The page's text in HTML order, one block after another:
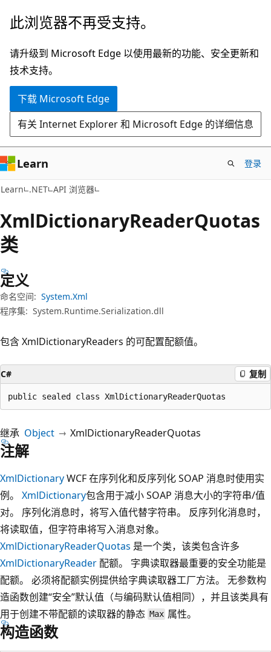
跳
主
要
内
跳
页
内
导
此浏览器不再受支持。
请升级到 Microsoft Edge 以使用最新的功能、安全更新和
技术支持。
下载 Microsoft Edge
有关 Internet Explorer 和 Microsoft Edge 的详细信息
Learn 登录
Learn .NET API 浏览器
XmlDictionaryReaderQuotas
类
定义
命名空间: System.Xml
程序集: System.Runtime.Serialization.dll
包含 XmlDictionaryReaders 的可配置配额值。
C# 复制
public sealed class XmlDictionaryReaderQuotas
继承 Object XmlDictionaryReaderQuotas
注解
XmlDictionaryWCF 在序列化和反序列化 SOAP 消息时使用实
例。 XmlDictionary包含用于减小 SOAP 消息大小的字符串/值
对。 序列化消息时，将写入值代替字符串。 反序列化消息时，
将读取值，但字符串将写入消息对象。
XmlDictionaryReaderQuotas 是一个类，该类包含许多
XmlDictionaryReader 配额。 字典读取器最重要的安全功能是
配额。 必须将配额实例提供给字典读取器工厂方法。 无参数构
造函数创建“安全”默认值（与编码默认值相同），并且该类具有
用于创建不带配额的读取器的静态 Max 属性。
构造函数